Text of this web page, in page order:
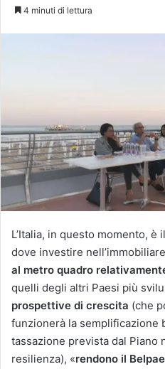
4 minuti di lettura
L’Italia, in questo momento,
dove investire
al metro quadro
quelli degli altri Paesi più
prospettive di crescita (che
funzionerà la semplificazione
tassazione prevista dal Piano
resilienza), «rendono il